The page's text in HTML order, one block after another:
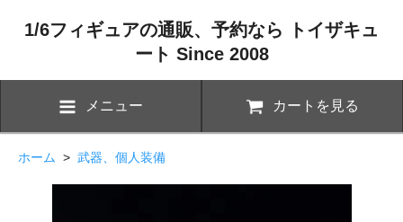
1/6フィギュアの通販、予約なら トイザキュ
ート Since 2008
メニュー カートを見る
ホーム > 武器、個人装備